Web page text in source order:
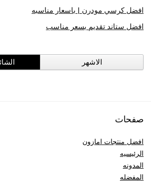
افضل كرسي مودرن | باسعار مناسبه
افضل ستاند تقديم بسعر مناسب
الاشهر
صفحات
افضل منتجات امازون
الرئيسيه
المدونه
المفضله